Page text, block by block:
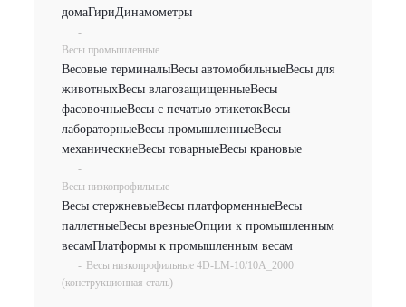
домаГириДинамометры
-
Весы промышленные
Весовые терминалыВесы автомобильныеВесы для
животныхВесы влагозащищенныеВесы
фасовочныеВесы с печатью этикетокВесы
лабораторныеВесы промышленныеВесы
механическиеВесы товарныеВесы крановые
-
Весы низкопрофильные
Весы стержневыеВесы платформенныеВесы
паллетныеВесы врезныеОпции к промышленным
весамПлатформы к промышленным весам
- Весы низкопрофильные 4D-LM-10/10A_2000
(конструкционная сталь)